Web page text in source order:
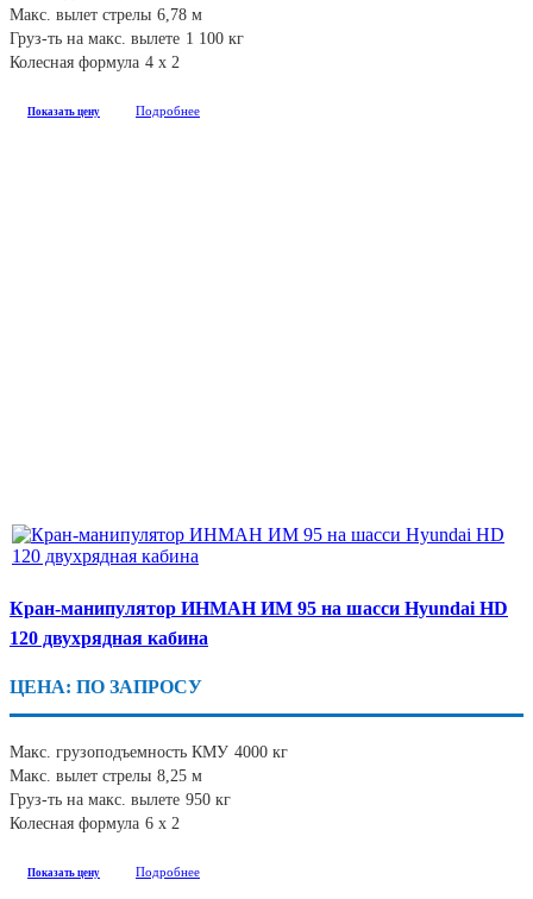
Макс. вылет стрелы 6,78 м
Груз-ть на макс. вылете 1 100 кг
Колесная формула 4 х 2
Показать цену Подробнее
Кран-манипулятор ИНМАН ИМ 95 на шасси Hyundai HD
120 двухрядная кабина
ЦЕНА: ПО ЗАПРОСУ
Макс. грузоподъемность КМУ 4000 кг
Макс. вылет стрелы 8,25 м
Груз-ть на макс. вылете 950 кг
Колесная формула 6 х 2
Показать цену Подробнее